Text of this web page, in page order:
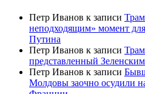
Петр Иванов к записи
неподходящим» момент
Путина
Петр Иванов к записи
представленный
Петр Иванов к записи
Молдовы заочно осудили